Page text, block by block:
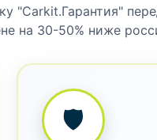
КУЗОВА
Компактный